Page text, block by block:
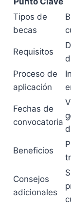
Tipos de
becas
Requisitos
Proceso de
aplicación
Fechas de
convocatoria
Beneficios
Consejos
adicionales